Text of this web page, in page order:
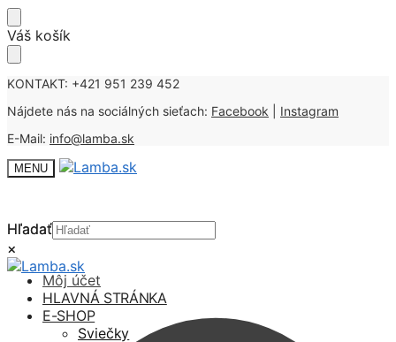
Skip
to
Skip
to
Váš košík
KONTAKT: +421 951 239 452
Nájdete nás na sociálných sieťach: Facebook
Instagram
E-Mail: info@lamba.sk
MENU
Hľadať
×
Môj účet
Hľadať
×
HLAVNÁ STRÁNKA
E-SHOP
Sviečky